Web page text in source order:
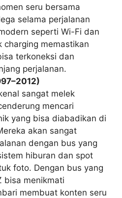
seru bersama
selama perjalanan
seperti Wi-Fi dan
charging memastikan
terkoneksi dan
perjalanan.
sangat melek
mencari
yang bisa diabadikan di
akan sangat
dengan bus yang
hiburan dan spot
foto. Dengan bus yang
bisa menikmati
membuat konten seru